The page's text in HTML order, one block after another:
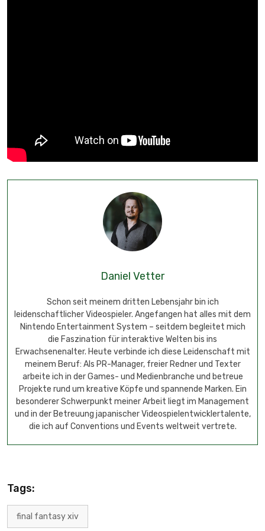
Daniel Vetter
Schon seit meinem dritten Lebensjahr bin ich
leidenschaftlicher Videospieler. Angefangen hat alles mit dem
Nintendo Entertainment System – seitdem begleitet mich
die Faszination für interaktive Welten bis ins
Erwachsenenalter. Heute verbinde ich diese Leidenschaft mit
meinem Beruf: Als PR-Manager, freier Redner und Texter
arbeite ich in der Games- und Medienbranche und betreue
Projekte rund um kreative Köpfe und spannende Marken. Ein
besonderer Schwerpunkt meiner Arbeit liegt im Management
und in der Betreuung japanischer Videospielentwicklertalente,
die ich auf Conventions und Events weltweit vertrete.
Tags:
final fantasy xiv